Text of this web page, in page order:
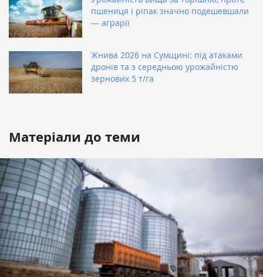
пшениця і ріпак значно подешевшали
— аграрії
Жнива 2026 на Сумщині: під атаками
дронів та з середньою урожайністю
зернових 5 т/га
Матеріали до теми